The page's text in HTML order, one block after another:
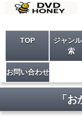
TOP
ジャン
索
お問い合わせ
「